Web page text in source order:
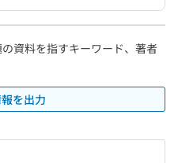
資料を指すキーワード、著者
を出力